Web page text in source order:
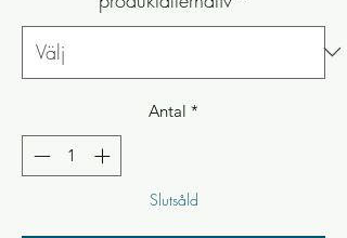
Antal *
Slutsåld